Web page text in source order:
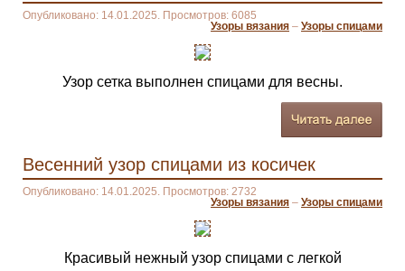
Опубликовано: 14.01.2025. Просмотров: 6085
Узоры вязания – Узоры спицами
Узор сетка выполнен спицами для весны.
Весенний узор спицами из косичек
Опубликовано: 14.01.2025. Просмотров: 2732
Узоры вязания – Узоры спицами
Красивый нежный узор спицами с легкой